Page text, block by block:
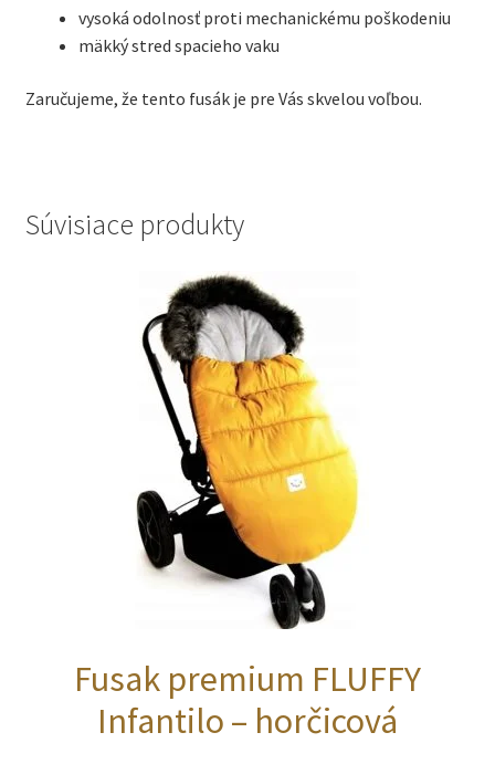
vysoká odolnosť proti mechanickému poškodeniu
mäkký stred spacieho vaku
Zaručujeme, že tento fusák je pre Vás skvelou voľbou.
Súvisiace produkty
Fusak premium FLUFFY
Infantilo – horčicová